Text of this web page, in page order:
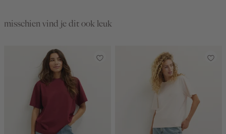
misschien vind je dit ook leuk